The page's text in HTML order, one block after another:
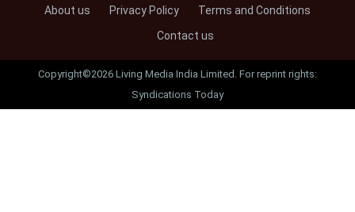
About us Privacy Policy
Terms and Conditions
Contact us
Copyright©2026 Living Media India Limited. For reprint rights:
Syndications Today